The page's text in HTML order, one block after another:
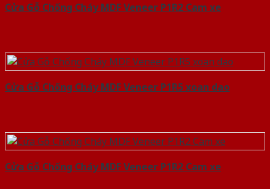
Cửa Gỗ Chống Cháy MDF Veneer P1R2 Cam xe
Cửa Gỗ Chống Cháy MDF Veneer P1R5 xoan dao
Cửa Gỗ Chống Cháy MDF Veneer P1R2 Cam xe